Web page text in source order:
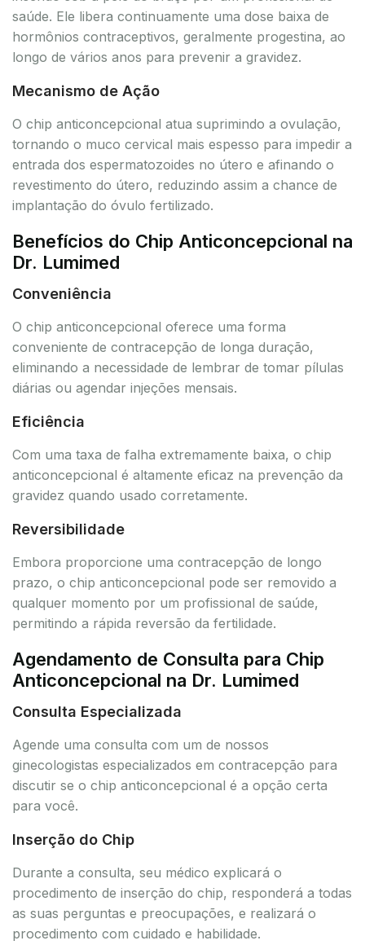
saúde. Ele libera continuamente uma dose baixa de
hormônios contraceptivos, geralmente progestina, ao
longo de vários anos para prevenir a gravidez.
Mecanismo de Ação
O chip anticoncepcional atua suprimindo a ovulação,
tornando o muco cervical mais espesso para impedir a
entrada dos espermatozoides no útero e afinando o
revestimento do útero, reduzindo assim a chance de
implantação do óvulo fertilizado.
Benefícios do Chip Anticoncepcional na
Dr. Lumimed
Conveniência
O chip anticoncepcional oferece uma forma
conveniente de contracepção de longa duração,
eliminando a necessidade de lembrar de tomar pílulas
diárias ou agendar injeções mensais.
Eficiência
Com uma taxa de falha extremamente baixa, o chip
anticoncepcional é altamente eficaz na prevenção da
gravidez quando usado corretamente.
Reversibilidade
Embora proporcione uma contracepção de longo
prazo, o chip anticoncepcional pode ser removido a
qualquer momento por um profissional de saúde,
permitindo a rápida reversão da fertilidade.
Agendamento de Consulta para Chip
Anticoncepcional na Dr. Lumimed
Consulta Especializada
Agende uma consulta com um de nossos
ginecologistas especializados em contracepção para
discutir se o chip anticoncepcional é a opção certa
para você.
Inserção do Chip
Durante a consulta, seu médico explicará o
procedimento de inserção do chip, responderá a todas
as suas perguntas e preocupações, e realizará o
procedimento com cuidado e habilidade.